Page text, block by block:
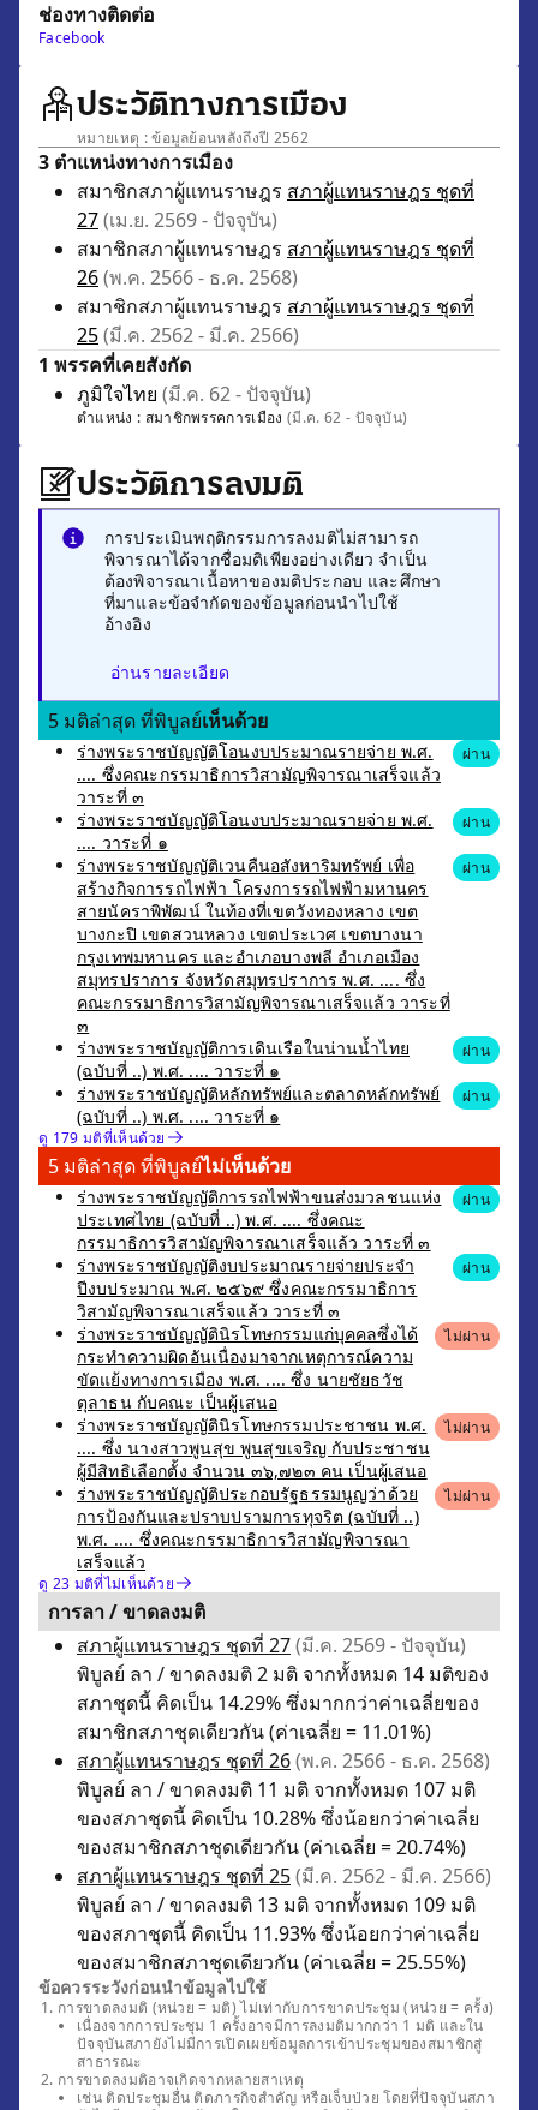
ช่องทางติดต่อ
Facebook
ประวัติทางการเมือง
หมายเหตุ : ข้อมูลย้อนหลังถึงปี 2562
3 ตำแหน่งทางการเมือง
สมาชิกสภาผู้แทนราษฎร สภาผู้แทนราษฎร ชุดที่
27(เม.ย. 2569 - ปัจจุบัน)
สมาชิกสภาผู้แทนราษฎร สภาผู้แทนราษฎร ชุดที่
26(พ.ค. 2566 - ธ.ค. 2568)
สมาชิกสภาผู้แทนราษฎร สภาผู้แทนราษฎร ชุดที่
25(มี.ค. 2562 - มี.ค. 2566)
1 พรรคที่เคยสังกัด
ภูมิใจไทย (มี.ค. 62 - ปัจจุบัน)
ตำแหน่ง : สมาชิกพรรคการเมือง(มี.ค. 62 - ปัจจุบัน)
ประวัติการลงมติ
การประเมินพฤติกรรมการลงมติไม่สามารถ
พิจารณาได้จากชื่อมติเพียงอย่างเดียว จำเป็น
ต้องพิจารณาเนื้อหาของมติประกอบ และศึกษา
ที่มาและข้อจำกัดของข้อมูลก่อนนำไปใช้
อ้างอิง
อ่านรายละเอียด
5 มติล่าสุด ที่พิบูลย์เห็นด้วย
ร่างพระราชบัญญัติโอนงบประมาณรายจ่าย พ.ศ.
.... ซึ่งคณะกรรมาธิการวิสามัญพิจารณาเสร็จแล้ว
วาระที่ ๓
ผ่าน
ร่างพระราชบัญญัติโอนงบประมาณรายจ่าย พ.ศ.
.... วาระที่ ๑
ผ่าน
ร่างพระราชบัญญัติเวนคืนอสังหาริมทรัพย์ เพื่อ
สร้างกิจการรถไฟฟ้า โครงการรถไฟฟ้ามหานคร
สายนัคราพิพัฒน์ ในท้องที่เขตวังทองหลาง เขต
บางกะปิ เขตสวนหลวง เขตประเวศ เขตบางนา
กรุงเทพมหานคร และอำเภอบางพลี อำเภอเมือง
สมุทรปราการ จังหวัดสมุทรปราการ พ.ศ. .... ซึ่ง
คณะกรรมาธิการวิสามัญพิจารณาเสร็จแล้ว วาระที่
๓
ผ่าน
ร่างพระราชบัญญัติการเดินเรือในน่านน้ำไทย
(ฉบับที่ ..) พ.ศ. .... วาระที่ ๑
ผ่าน
ร่างพระราชบัญญัติหลักทรัพย์และตลาดหลักทรัพย์
(ฉบับที่ ..) พ.ศ. .... วาระที่ ๑
ผ่าน
ดู 179 มติที่เห็นด้วย
5 มติล่าสุด ที่พิบูลย์ไม่เห็นด้วย
ร่างพระราชบัญญัติการรถไฟฟ้าขนส่งมวลชนแห่ง
ประเทศไทย (ฉบับที่ ..) พ.ศ. .... ซึ่งคณะ
กรรมาธิการวิสามัญพิจารณาเสร็จแล้ว วาระที่ ๓
ผ่าน
ร่างพระราชบัญญัติงบประมาณรายจ่ายประจำ
ปีงบประมาณ พ.ศ. ๒๕๖๙ ซึ่งคณะกรรมาธิการ
วิสามัญพิจารณาเสร็จแล้ว วาระที่ ๓
ผ่าน
ร่างพระราชบัญญัตินิรโทษกรรมแก่บุคคลซึ่งได้
กระทำความผิดอันเนื่องมาจากเหตุการณ์ความ
ขัดแย้งทางการเมือง พ.ศ. .... ซึ่ง นายชัยธวัช
ตุลาธน กับคณะ เป็นผู้เสนอ
ไม่ผ่าน
ร่างพระราชบัญญัตินิรโทษกรรมประชาชน พ.ศ.
.... ซึ่ง นางสาวพูนสุข พูนสุขเจริญ กับประชาชน
ผู้มีสิทธิเลือกตั้ง จำนวน ๓๖,๗๒๓ คน เป็นผู้เสนอ
ไม่ผ่าน
ร่างพระราชบัญญัติประกอบรัฐธรรมนูญว่าด้วย
การป้องกันและปราบปรามการทุจริต (ฉบับที่ ..)
พ.ศ. .... ซึ่งคณะกรรมาธิการวิสามัญพิจารณา
เสร็จแล้ว
ไม่ผ่าน
ดู 23 มติที่ไม่เห็นด้วย
การลา / ขาดลงมติ
สภาผู้แทนราษฎร ชุดที่ 27(มี.ค. 2569 - ปัจจุบัน)
พิบูลย์ ลา / ขาดลงมติ 2 มติ จากทั้งหมด 14 มติของ
สภาชุดนี้ คิดเป็น 14.29% ซึ่งมากกว่าค่าเฉลี่ยของ
สมาชิกสภาชุดเดียวกัน (ค่าเฉลี่ย = 11.01%)
สภาผู้แทนราษฎร ชุดที่ 26(พ.ค. 2566 - ธ.ค. 2568)
พิบูลย์ ลา / ขาดลงมติ 11 มติ จากทั้งหมด 107 มติ
ของสภาชุดนี้ คิดเป็น 10.28% ซึ่งน้อยกว่าค่าเฉลี่ย
ของสมาชิกสภาชุดเดียวกัน (ค่าเฉลี่ย = 20.74%)
สภาผู้แทนราษฎร ชุดที่ 25(มี.ค. 2562 - มี.ค. 2566)
พิบูลย์ ลา / ขาดลงมติ 13 มติ จากทั้งหมด 109 มติ
ของสภาชุดนี้ คิดเป็น 11.93% ซึ่งน้อยกว่าค่าเฉลี่ย
ของสมาชิกสภาชุดเดียวกัน (ค่าเฉลี่ย = 25.55%)
ข้อควรระวังก่อนนำข้อมูลไปใช้
การขาดลงมติ (หน่วย = มติ) ไม่เท่ากับการขาดประชุม (หน่วย = ครั้ง)
เนื่องจากการประชุม 1 ครั้งอาจมีการลงมติมากกว่า 1 มติ และใน
ปัจจุบันสภายังไม่มีการเปิดเผยข้อมูลการเข้าประชุมของสมาชิกสู่
สาธารณะ
การขาดลงมติอาจเกิดจากหลายสาเหตุ
เช่น ติดประชุมอื่น ติดภารกิจสำคัญ หรือเจ็บป่วย โดยที่ปัจจุบันสภา